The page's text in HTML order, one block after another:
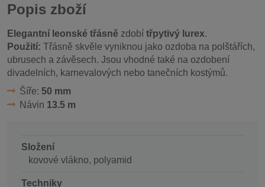
Popis zboží
Elegantní leonské třásně zdobí třpytivý lurex.
Použití: Třásně skvěle vyniknou jako ozdoba na polštářích,
ubrusech a závěsech. Jsou vhodné také na ozdobení
divadelních, karnevalových nebo tanečních kostýmů.
Šíře: 50 mm
Návin 13.5 m
Složení
kovové vlákno, polyamid
Techniky